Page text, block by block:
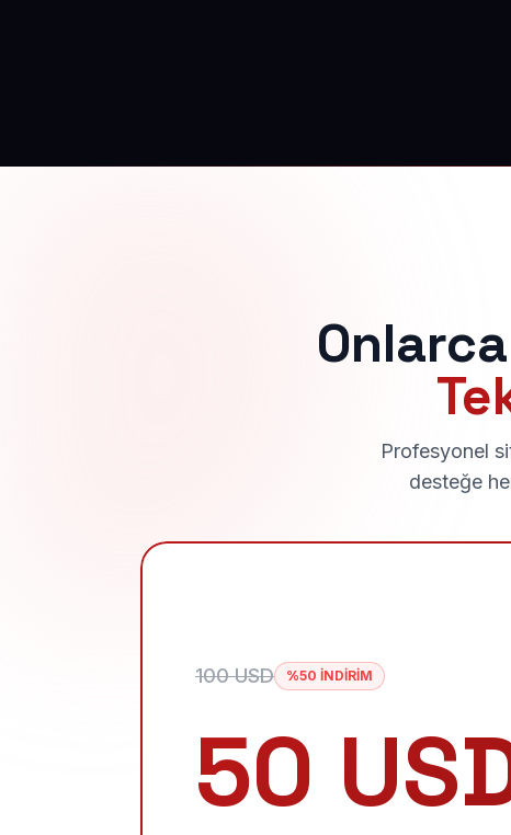
Profesyonel
desteğe
100 USD %50 İNDİRİM
50